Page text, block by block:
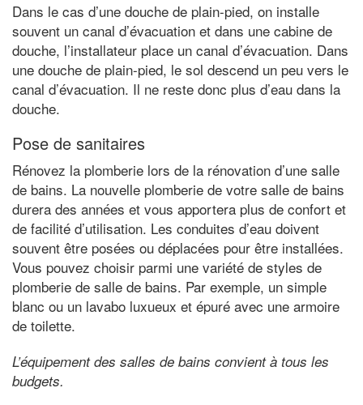
Dans le cas d’une douche de plain-pied, on installe
souvent un canal d’évacuation et dans une cabine de
douche, l’installateur place un canal d’évacuation. Dans
une douche de plain-pied, le sol descend un peu vers le
canal d’évacuation. Il ne reste donc plus d’eau dans la
douche.
Pose de sanitaires
Rénovez la plomberie lors de la rénovation d’une salle
de bains. La nouvelle plomberie de votre salle de bains
durera des années et vous apportera plus de confort et
de facilité d’utilisation. Les conduites d’eau doivent
souvent être posées ou déplacées pour être installées.
Vous pouvez choisir parmi une variété de styles de
plomberie de salle de bains. Par exemple, un simple
blanc ou un lavabo luxueux et épuré avec une armoire
de toilette.
L’équipement des salles de bains convient à tous les
budgets.